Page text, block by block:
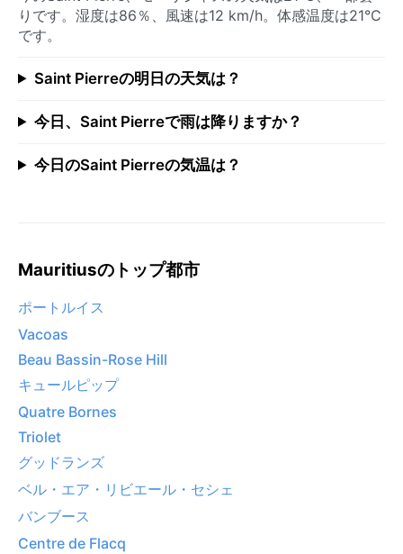
りです。湿度は86％、風速は12 km/h。体感温度は21°C
です。
Saint Pierreの明日の天気は？
今日、Saint Pierreで雨は降りますか？
今日のSaint Pierreの気温は？
Mauritiusのトップ都市
ポートルイス
Vacoas
Beau Bassin-Rose Hill
キュールピップ
Quatre Bornes
Triolet
グッドランズ
ベル・エア・リビエール・セシェ
バンブース
Centre de Flacq